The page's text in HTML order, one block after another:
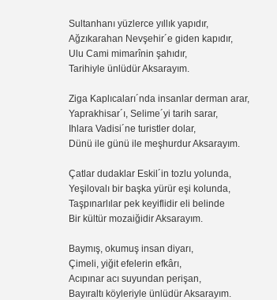
Sultanhanı yüzlerce yıllık yapıdır,
Ağzıkarahan Nevşehir´e giden kapıdır,
Ulu Cami mimarînin şahıdır,
Tarihiyle ünlüdür Aksarayım.
Ziga Kaplıcaları´nda insanlar derman arar,
Yaprakhisar´ı, Selime´yi tarih sarar,
Ihlara Vadisi´ne turistler dolar,
Dünü ile günü ile meşhurdur Aksarayım.
Çatlar dudaklar Eskil´in tozlu yolunda,
Yeşilovalı bir başka yürür eşi kolunda,
Taşpınarlılar pek keyiflidir eli belinde
Bir kültür mozaiğidir Aksarayım.
Baymış, okumuş insan diyarı,
Çimeli, yiğit efelerin efkârı,
Acıpınar acı suyundan perişan,
Bayıraltı köyleriyle ünlüdür Aksarayım.